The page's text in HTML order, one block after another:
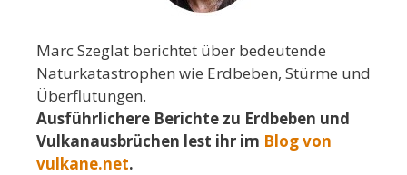
Marc Szeglat berichtet über bedeutende
Naturkatastrophen wie Erdbeben, Stürme und
Überflutungen.
Ausführlichere Berichte zu Erdbeben und
Vulkanausbrüchen lest ihr im Blog von
vulkane.net.